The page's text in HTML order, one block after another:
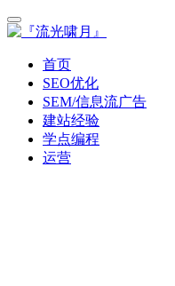
首页
SEO优化
SEM/信息流广告
建站经验
学点编程
运营